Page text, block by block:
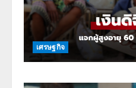
เศรษฐกิจ